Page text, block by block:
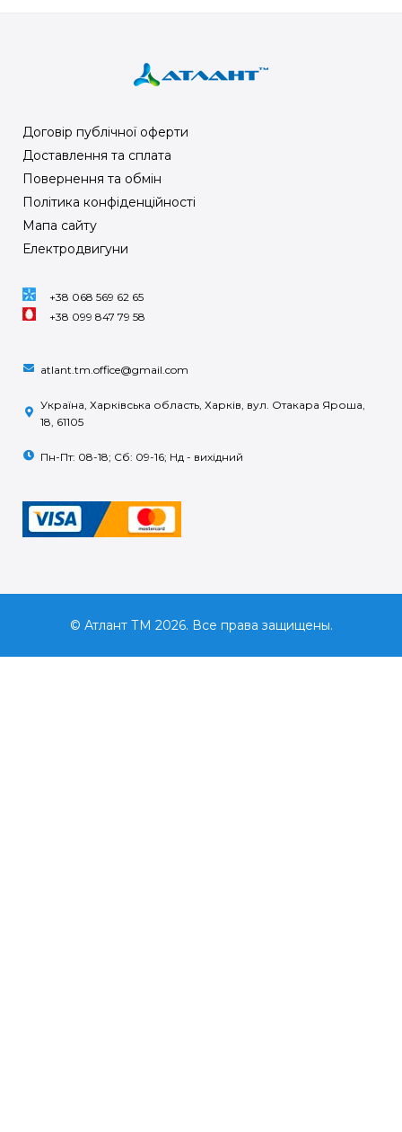
Договір публічної оферти
Доставлення та сплата
Повернення та обмін
Політика конфіденційності
Мапа сайту
Електродвигуни
+38 068 569 62 65
+38 099 847 79 58
atlant.tm.office@gmail.com
Україна, Харківська область, Харків, вул. Отакара Яроша,
18, 61105
Пн-Пт: 08-18; Сб: 09-16; Нд - вихідний
© Атлант ТМ 2026. Все права защищены.